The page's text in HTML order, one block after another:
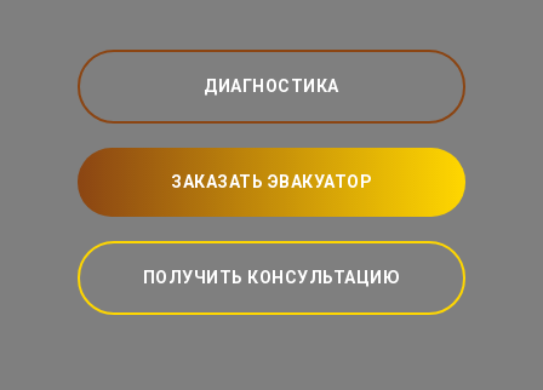
ДИАГНОСТИКА
ЗАКАЗАТЬ ЭВАКУАТОР
ПОЛУЧИТЬ КОНСУЛЬТАЦИЮ